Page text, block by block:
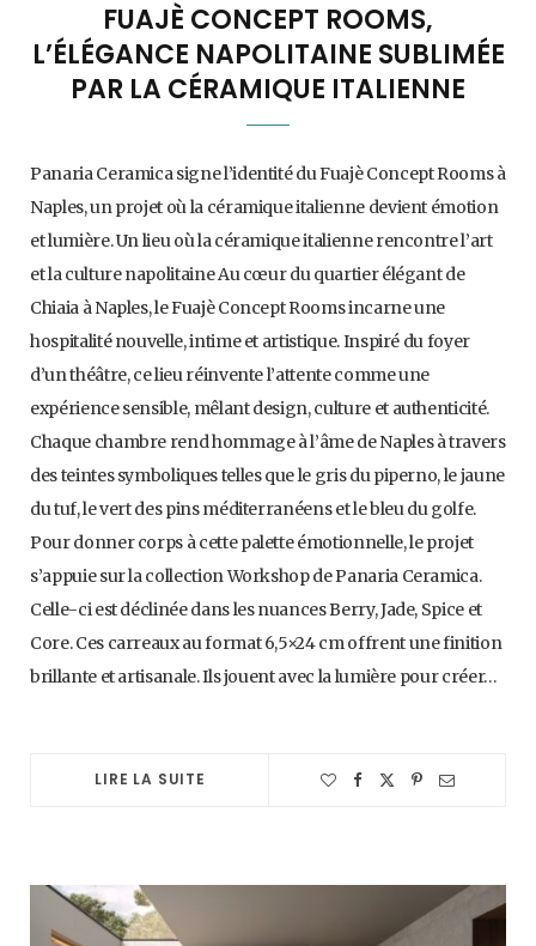
FUAJÈ CONCEPT ROOMS,
L’ÉLÉGANCE NAPOLITAINE SUBLIMÉE
PAR LA CÉRAMIQUE ITALIENNE
Panaria Ceramica signe l’identité du Fuajè Concept Rooms à
Naples, un projet où la céramique italienne devient émotion
et lumière. Un lieu où la céramique italienne rencontre l’art
et la culture napolitaine Au cœur du quartier élégant de
Chiaia à Naples, le Fuajè Concept Rooms incarne une
hospitalité nouvelle, intime et artistique. Inspiré du foyer
d’un théâtre, ce lieu réinvente l’attente comme une
expérience sensible, mêlant design, culture et authenticité.
Chaque chambre rend hommage à l’âme de Naples à travers
des teintes symboliques telles que le gris du piperno, le jaune
du tuf, le vert des pins méditerranéens et le bleu du golfe.
Pour donner corps à cette palette émotionnelle, le projet
s’appuie sur la collection Workshop de Panaria Ceramica.
Celle-ci est déclinée dans les nuances Berry, Jade, Spice et
Core. Ces carreaux au format 6,5×24 cm offrent une finition
brillante et artisanale. Ils jouent avec la lumière pour créer…
LIRE LA SUITE